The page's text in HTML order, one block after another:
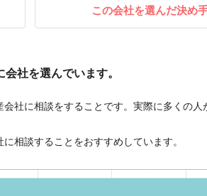
この会社を選んだ決め
社を選んでいます。
社に相談をすることです。実際に多くの
相談することをおすすめしています。